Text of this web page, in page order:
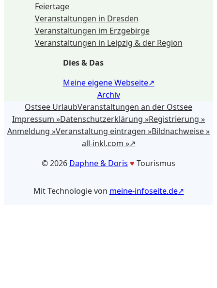
Feiertage
Veranstaltungen in Dresden
Veranstaltungen im Erzgebirge
Veranstaltungen in Leipzig & der Region
Dies & Das
Meine eigene Webseite
Archiv
Ostsee UrlaubVeranstaltungen an der Ostsee
Impressum »Datenschutzerklärung »Registrierung »
Anmeldung »Veranstaltung eintragen »Bildnachweise »
all-inkl.com »
©️ 2026 Daphne & Doris ♥️ Tourismus
Mit Technologie von meine-infoseite.de